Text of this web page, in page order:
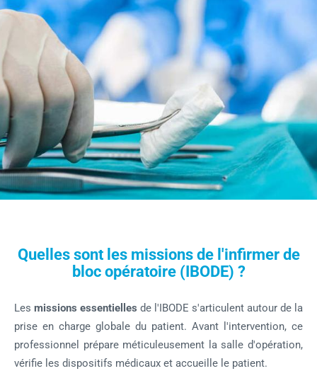
Quelles sont les missions de l'infirmer de
bloc opératoire (IBODE) ?
Les missions essentielles de l'IBODE s'articulent autour de la
prise en charge globale du patient. Avant l'intervention, ce
professionnel prépare méticuleusement la salle d'opération,
vérifie les dispositifs médicaux et accueille le patient.